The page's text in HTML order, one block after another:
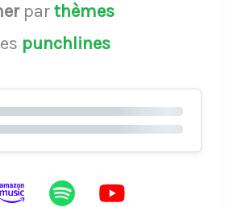
parthèmes
punchlines